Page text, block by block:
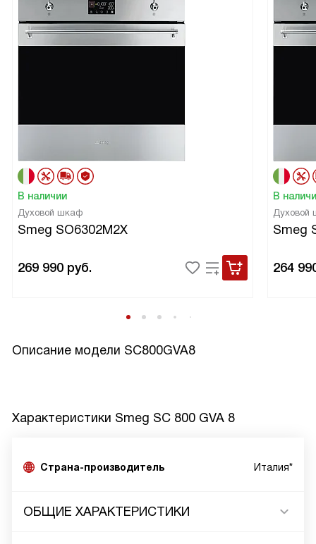
В наличии
Духовой шкаф
Smeg SO6302M2X
269 990 руб.
В
Духовой
Smeg
264
Описание модели SC800GVA8
Характеристики Smeg SC 800 GVA 8
Страна-производитель Италия*
ОБЩИЕ ХАРАКТЕРИСТИКИ